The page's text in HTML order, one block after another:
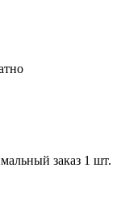
заказ 1 шт.